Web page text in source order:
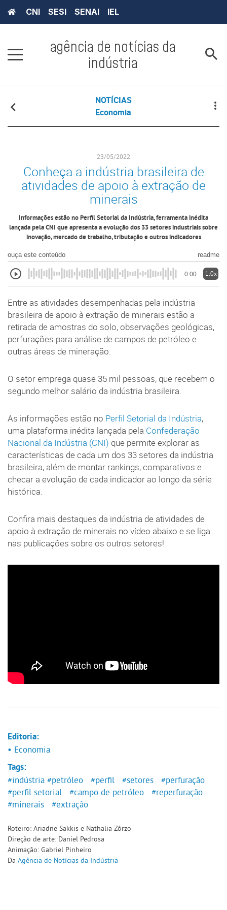
CNI SESI SENAI IEL
agência de notícias da
indústria
NOTÍCIAS
Economia
23/05/2022
Conheça a indústria brasileira de
atividades de apoio à extração de
minerais
Informações estão no Perfil Setorial da Indústria, ferramenta inédita
lançada pela CNI que apresenta a evolução dos 33 setores industriais sobre
inovação, mercado de trabalho, tributação e outros indicadores
ouça este conteúdo readme
0:00 1.0x
Entre as atividades desempenhadas pela indústria
brasileira de apoio à extração de minerais estão a
retirada de amostras do solo, observações geológicas,
perfurações para análise de campos de petróleo e
outras áreas de mineração.
O setor emprega quase 35 mil pessoas, que recebem o
segundo melhor salário da indústria brasileira.
As informações estão no Perfil Setorial da Indústria,
uma plataforma inédita lançada pela Confederação
Nacional da Indústria (CNI) que permite explorar as
características de cada um dos 33 setores da indústria
brasileira, além de montar rankings, comparativos e
checar a evolução de cada indicador ao longo da série
histórica.
Confira mais destaques da indústria de atividades de
apoio à extração de minerais no vídeo abaixo e se liga
nas publicações sobre os outros setores!
Editoria:
• Economia
Tags:
#indústria #petróleo #perfil #setores
#perfuração
#perfil setorial
#campo de petróleo
#reperfuração
#minerais
#extração
Roteiro: Ariadne Sakkis e Nathalia Zôrzo
Direção de arte: Daniel Pedrosa
Animação: Gabriel Pinheiro
Da Agência de Notícias da Indústria